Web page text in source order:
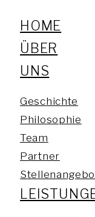
HOME
ÜBER
UNS
Geschichte
Philosophie
Team
Partner